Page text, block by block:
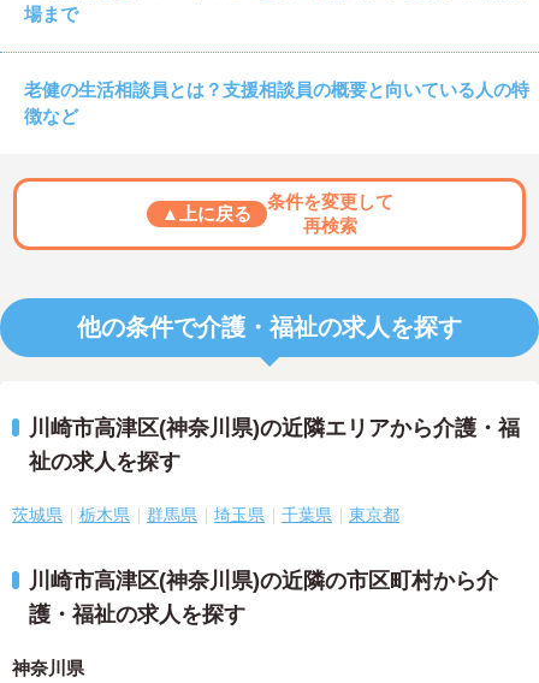
場まで
老健の生活相談員とは？支援相談員の概要と向いている人の特
徴など
▲上に戻る
条件を変更して
再検索
他の条件で介護・福祉の求人を探す
川崎市高津区(神奈川県)の近隣エリアから介護・福
祉の求人を探す
茨城県 栃木県 群馬県 埼玉県 千葉県 東京都
川崎市高津区(神奈川県)の近隣の市区町村から介
護・福祉の求人を探す
神奈川県